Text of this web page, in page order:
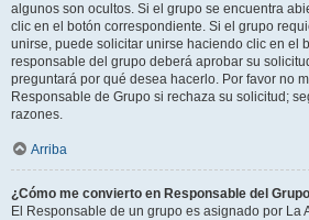
algunos son ocultos. Si el grupo se encuentra
clic en el botón correspondiente. Si el grupo
unirse, puede solicitar unirse haciendo clic en el
responsable del grupo deberá aprobar su
preguntará por qué desea hacerlo. Por favor no
Responsable de Grupo si rechaza su solicitud;
razones.
Arriba
¿Cómo me convierto en Responsable del
El Responsable de un grupo es asignado por La